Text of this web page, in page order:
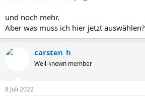
und noch mehr.
Aber was muss ich hier jetzt auswählen?
carsten_h
Well-known member
8 Juli 2022